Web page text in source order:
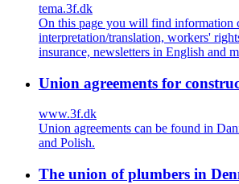
tema.3f.dk
On this page you will find information
interpretation/translation, workers'
insurance, newsletters in English and
Union agreements for
www.3f.dk
Union agreements can be found in
and Polish.
The union of plumbers in